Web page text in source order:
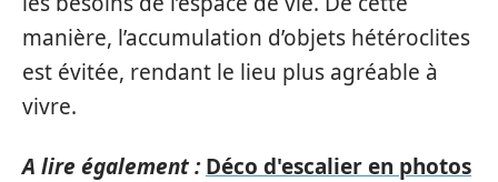
manière, l’accumulation d’objets hétéroclites
est évitée, rendant le lieu plus agréable à
vivre.
A lire également : Déco d'escalier en photos